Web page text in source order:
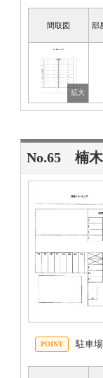
間取図 部
No.65 楠
駐車